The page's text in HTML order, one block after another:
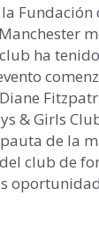
Fundación
ha
& Girls
de la
club de